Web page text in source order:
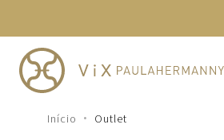
Outlet
cheeky
2º
vestido